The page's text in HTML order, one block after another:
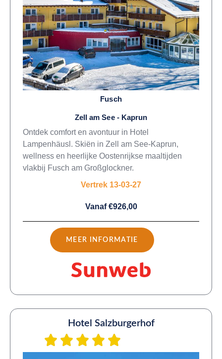
Fusch
Zell am See - Kaprun
Ontdek comfort en avontuur in Hotel
Lampenhäusl. Skiën in Zell am See-Kaprun,
wellness en heerlijke Oostenrijkse maaltijden
vlakbij Fusch am Großglockner.
Vertrek 13-03-27
Vanaf €926,00
MEER INFORMATIE
Hotel Salzburgerhof